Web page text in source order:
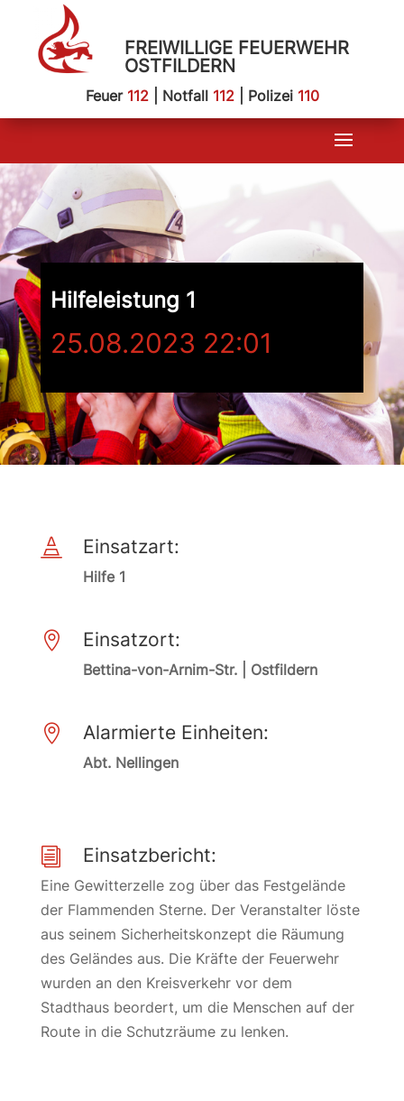
FREIWILLIGE FEUERWEHR
OSTFILDERN
Feuer 112| Notfall 112| Polizei 110
Hilfeleistung 1
25.08.2023 22:01
 Einsatzart:
Hilfe 1
 Einsatzort:
Bettina-von-Arnim-Str. | Ostfildern
 Alarmierte Einheiten:
Abt. Nellingen
i Einsatzbericht:
Eine Gewitterzelle zog über das Festgelände
der Flammenden Sterne. Der Veranstalter löste
aus seinem Sicherheitskonzept die Räumung
des Geländes aus. Die Kräfte der Feuerwehr
wurden an den Kreisverkehr vor dem
Stadthaus beordert, um die Menschen auf der
Route in die Schutzräume zu lenken.